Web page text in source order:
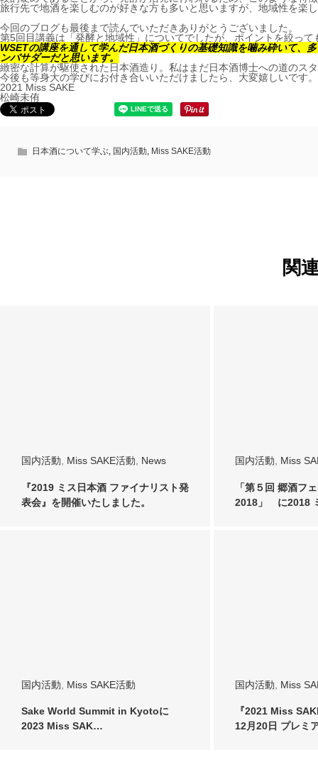
旅行先で地酒を楽しむのが好きな方も多いと思いますが、地域性を楽
今回のブログも最後まで読んでいただきありがとうございました。
第5回目講義は「発酵と地域性」についてでしたが、ポイントを絞っ
WSETの講座を通して学んだ日本酒づくりの基礎知識を噛み砕いて、
ンバサダーだと思います。
緻密な計算が駆使された日本酒造り。私はまだ日本酒博士への道のス
今後も等身大の学びにお付き合いいただけましたら、大変嬉しいです。
2021 Miss SAKE
松崎未侑
日本酒について学ぶ, 国内活動, Miss SAKE活動
関
国内活動 Miss SAKE活動 News
『2019 ミス日本酒 ファイナリスト発
表会』を開催いたしました。
国内活動 Miss
「第５回 郷酒フ
2018」 に2018
国内活動 Miss SAKE活動
Sake World Summit in Kyotoに
2023 Miss SAK…
国内活動 Miss
『2021 Miss
12月20日 プレミ